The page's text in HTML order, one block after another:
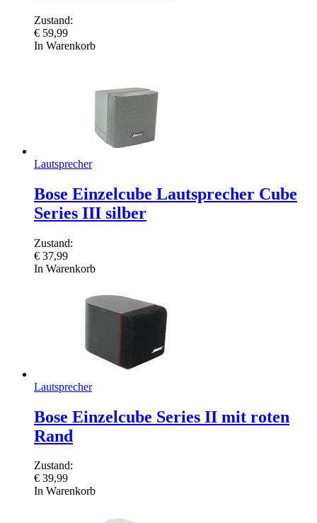
Zustand:
€ 59,99
In Warenkorb
Lautsprecher
Bose Einzelcube Lautsprecher Cube
Series III silber
Zustand:
€ 37,99
In Warenkorb
Lautsprecher
Bose Einzelcube Series II mit roten
Rand
Zustand:
€ 39,99
In Warenkorb